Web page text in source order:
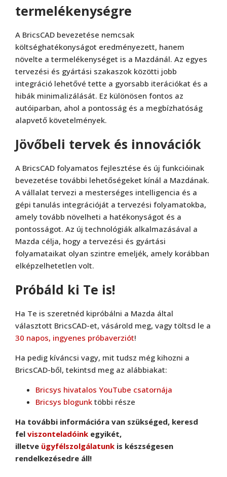
termelékenységre
A BricsCAD bevezetése nemcsak
költséghatékonyságot eredményezett, hanem
növelte a termelékenységet is a Mazdánál. Az egyes
tervezési és gyártási szakaszok közötti jobb
integráció lehetővé tette a gyorsabb iterációkat és a
hibák minimalizálását. Ez különösen fontos az
autóiparban, ahol a pontosság és a megbízhatóság
alapvető követelmények.
Jövőbeli tervek és innovációk
A BricsCAD folyamatos fejlesztése és új funkcióinak
bevezetése további lehetőségeket kínál a Mazdának.
A vállalat tervezi a mesterséges intelligencia és a
gépi tanulás integrációját a tervezési folyamatokba,
amely tovább növelheti a hatékonyságot és a
pontosságot. Az új technológiák alkalmazásával a
Mazda célja, hogy a tervezési és gyártási
folyamataikat olyan szintre emeljék, amely korábban
elképzelhetetlen volt.
Próbáld ki Te is!
Ha Te is szeretnéd kipróbálni a Mazda által
választott BricsCAD-et, vásárold meg, vagy töltsd le a
30 napos, ingyenes próbaverziót!
Ha pedig kíváncsi vagy, mit tudsz még kihozni a
BricsCAD-ből, tekintsd meg az alábbiakat:
Bricsys hivatalos YouTube csatornája
Bricsys blogunk többi része
Ha további információra van szükséged, keresd
fel viszonteladóink egyikét,
illetve ügyfélszolgálatunk is készségesen
rendelkezésedre áll!
BricsCAD,Bricsys
BricsCAD Lite
BricsCAD
BricsCAD Pro